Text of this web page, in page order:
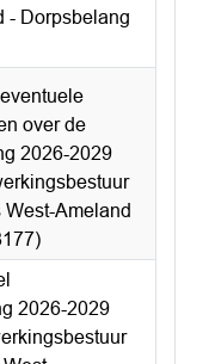
- Dorpsbelang
over de
2026-2029
Ameland
2026-2029